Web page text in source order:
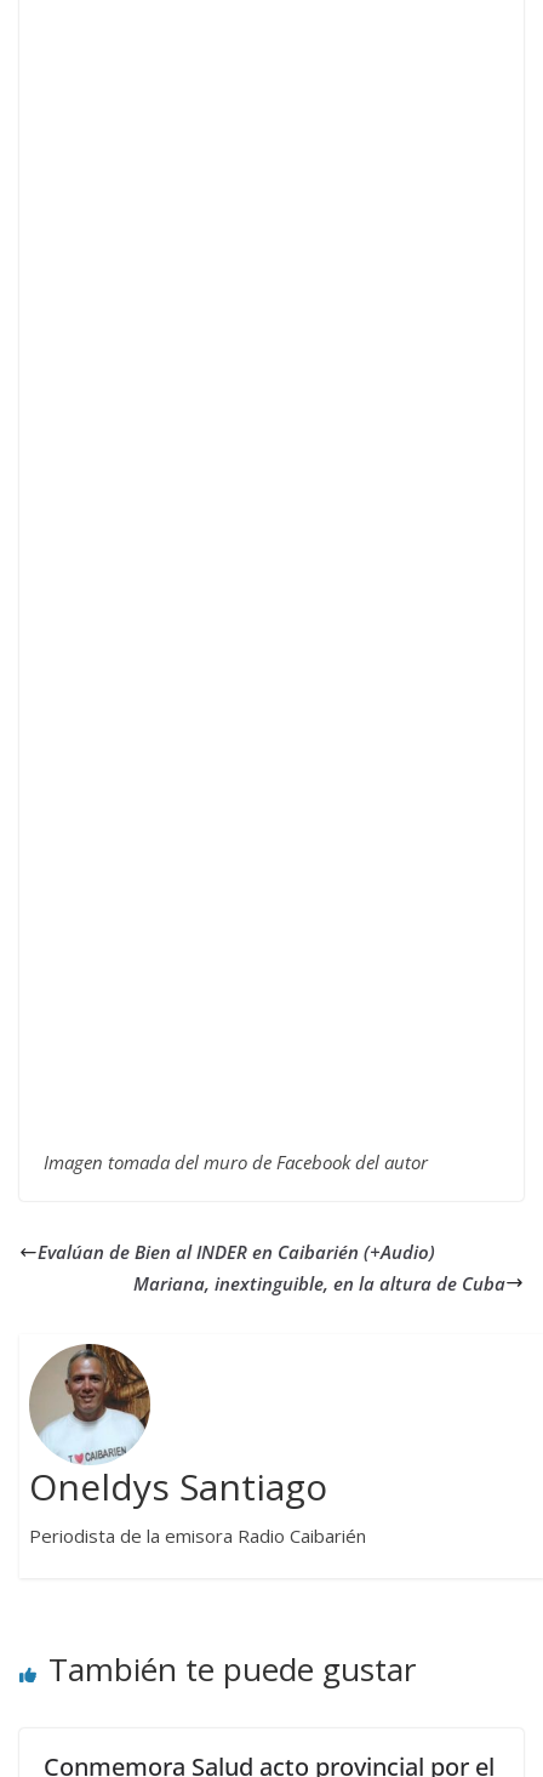
Imagen tomada del muro de Facebook del autor
Evalúan de Bien al INDER en Caibarién (+Audio)
Mariana, inextinguible, en la altura de Cuba
Oneldys Santiago
Periodista de la emisora Radio Caibarién
También te puede gustar
Conmemora Salud acto provincial por el